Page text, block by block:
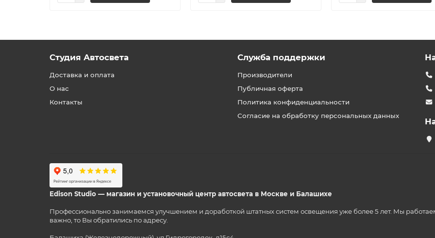
Студия Автосвета
Доставка и оплата
О нас
Контакты
Служба поддержки
Производители
Публичная оферта
Политика конфиденциальности
Согласие на обработку персональных данных
Edison Studio — магазин и установочный центр автосвета в Москве и Балашихе
Профессионально занимаемся улучшением и доработкой штатных систем освещения уже более 5 лет. Мы работаем
важно, то Вы обратились по адресу.